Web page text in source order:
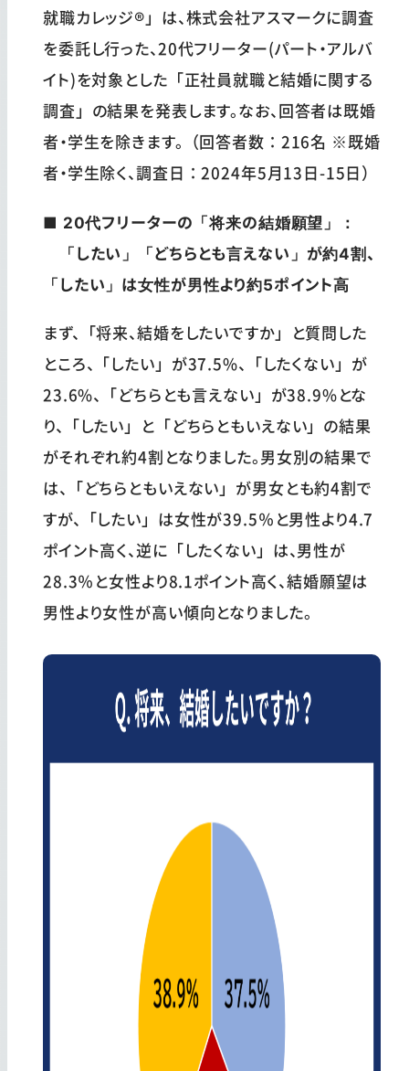
就職カレッジ®」は、株式会社アスマークに調査
を委託し行った、20代フリーター(パート・アルバ
イト)を対象とした「正社員就職と結婚に関する
調査」の結果を発表します。なお、回答者は既婚
者・学生を除きます。（回答者数：216名 ※既婚
者・学生除く、調査日：2024年5月13日-15日）
■ 20代フリーターの「将来の結婚願望」：
「したい」「どちらとも言えない」が約4割、
「したい」は女性が男性より約5ポイント高
まず、「将来、結婚をしたいですか」と質問した
ところ、「したい」が37.5%、「したくない」が
23.6%、「どちらとも言えない」が38.9%とな
り、「したい」と「どちらともいえない」の結果
がそれぞれ約4割となりました。男女別の結果で
は、「どちらともいえない」が男女とも約4割で
すが、「したい」は女性が39.5％と男性より4.7
ポイント高く、逆に「したくない」は、男性が
28.3％と女性より8.1ポイント高く、結婚願望は
男性より女性が高い傾向となりました。